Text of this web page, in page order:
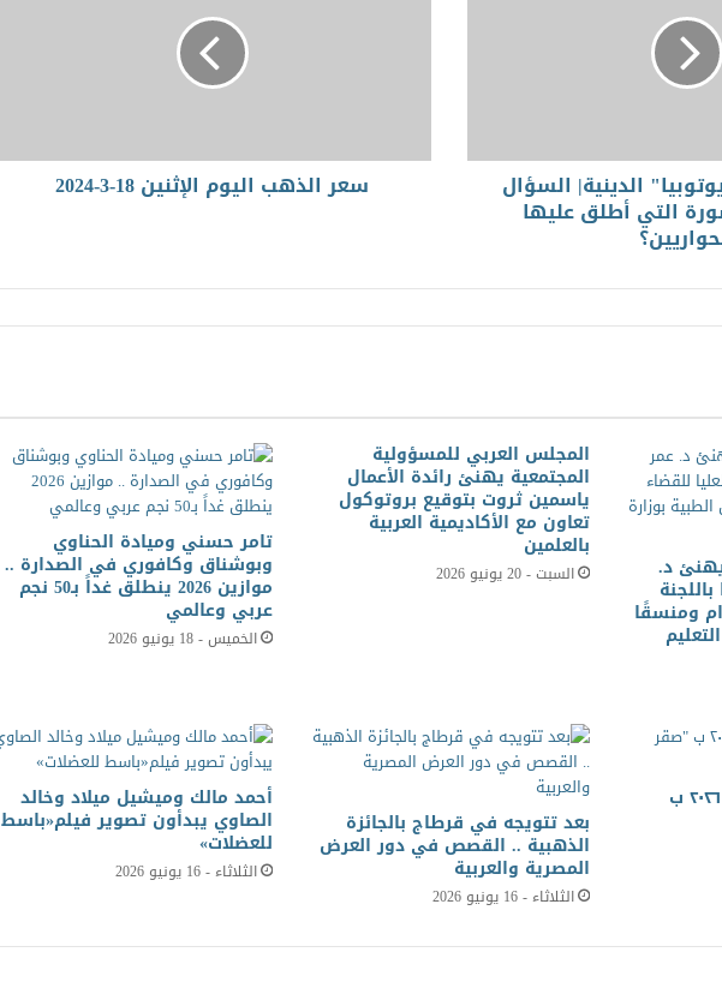
الدينية| السؤال
التي أطلق عليها
سعر الذهب اليوم الإثنين 18-3-2024
د.
ومنسقًا
المجلس العربي للمسؤولية
المجتمعية يهنئ رائدة الأعمال
ياسمين ثروت بتوقيع بروتوكول
تعاون مع الأكاديمية العربية
بالعلمين
السبت - 20 يونيو 2026
تامر حسني وميادة الحناوي
وبوشناق وكافوري في الصدارة ..
موازين 2026 ينطلق غداً بـ50 نجم
عربي وعالمي
الخميس - 18 يونيو 2026
محمد امام يدخل صيف ٢٠٢٦ ب
بعد تتويجه في قرطاج بالجائزة
الذهبية .. القصص في دور العرض
المصرية والعربية
الثلاثاء - 16 يونيو 2026
أحمد مالك وميشيل ميلاد وخالد
الصاوي يبدأون تصوير فيلم«باسط
للعضلات»
الثلاثاء - 16 يونيو 2026